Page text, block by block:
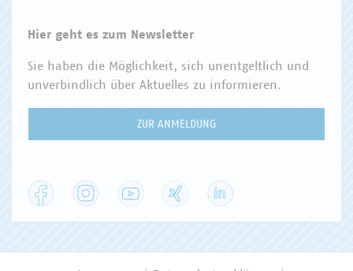
Hier geht es zum Newsletter
Sie haben die Möglichkeit, sich unentgeltlich und
unverbindlich über Aktuelles zu informieren.
ZUR ANMELDUNG
Facebook Instagram YouTube